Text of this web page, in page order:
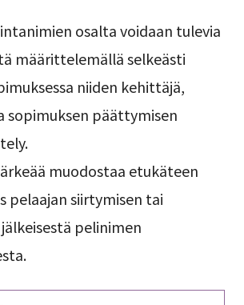
osalta voidaan tulevia
määrittelemällä selkeästi
niiden kehittäjä,
sopimuksen päättymisen
muodostaa etukäteen
pelaajan siirtymisen tai
pelinimen